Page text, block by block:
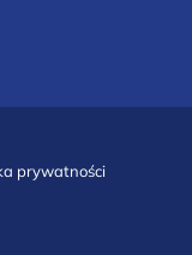
prywatności